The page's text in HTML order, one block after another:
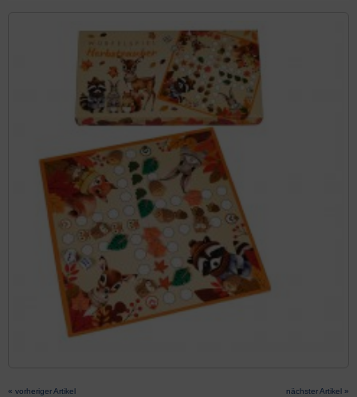
« vorheriger Artikel nächster Artikel »